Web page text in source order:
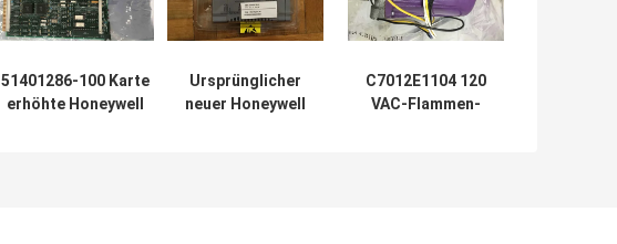
51401286-100 Karte
erhöhte Honeywell
Ursprünglicher
neuer Honeywell
C7012E1104 120
VAC-Flammen-